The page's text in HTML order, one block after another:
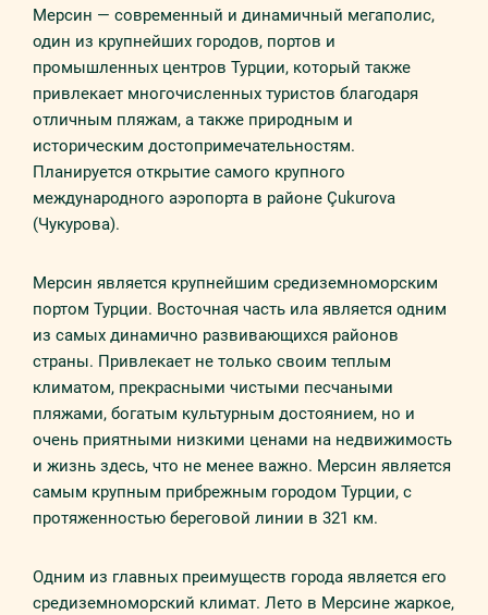
Мерсин — современный и динамичный мегаполис,
один из крупнейших городов, портов и
промышленных центров Турции, который также
привлекает многочисленных туристов благодаря
отличным пляжам, а также природным и
историческим достопримечательностям.
Планируется открытие самого крупного
международного аэропорта в районе Çukurova
(Чукурова).
Мерсин является крупнейшим средиземноморским
портом Турции. Восточная часть ила является одним
из самых динамично развивающихся районов
страны. Привлекает не только своим теплым
климатом, прекрасными чистыми песчаными
пляжами, богатым культурным достоянием, но и
очень приятными низкими ценами на недвижимость
и жизнь здесь, что не менее важно. Мерсин является
самым крупным прибрежным городом Турции, с
протяженностью береговой линии в 321 км.
Одним из главных преимуществ города является его
средиземноморский климат. Лето в Мерсине жаркое,